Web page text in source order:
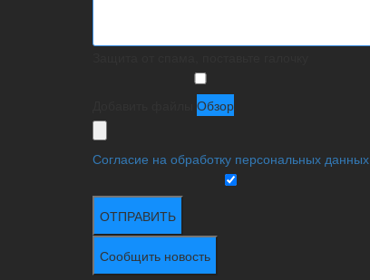
Обзор
Согласие на обработку персональных данных
ОТПРАВИТЬ
Сообщить новость